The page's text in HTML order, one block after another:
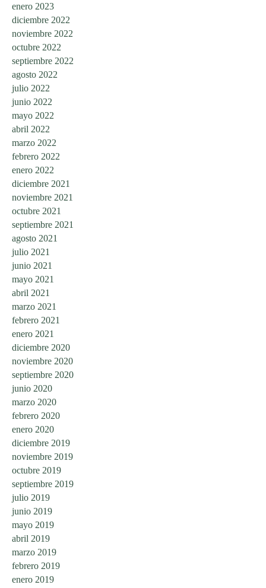
enero 2023
diciembre 2022
noviembre 2022
octubre 2022
septiembre 2022
agosto 2022
julio 2022
junio 2022
mayo 2022
abril 2022
marzo 2022
febrero 2022
enero 2022
diciembre 2021
noviembre 2021
octubre 2021
septiembre 2021
agosto 2021
julio 2021
junio 2021
mayo 2021
abril 2021
marzo 2021
febrero 2021
enero 2021
diciembre 2020
noviembre 2020
septiembre 2020
junio 2020
marzo 2020
febrero 2020
enero 2020
diciembre 2019
noviembre 2019
octubre 2019
septiembre 2019
julio 2019
junio 2019
mayo 2019
abril 2019
marzo 2019
febrero 2019
enero 2019